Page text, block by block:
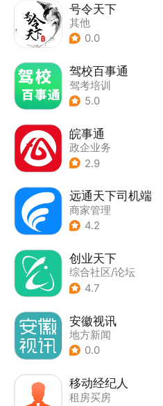
号令天下
其他
0.0
驾校百事通
驾考培训
5.0
皖事通
政企业务
2.9
远通天下司机端
商家管理
4.2
创业天下
综合社区/论坛
4.7
安徽视讯
地方新闻
0.0
移动经纪人
租房买房